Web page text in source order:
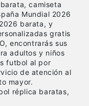
camiseta
Mundial 2026
barata, y
gratis
encontrarás sus
adultos y niños
futbol al por
de atención al
mayor.
réplica baratas,